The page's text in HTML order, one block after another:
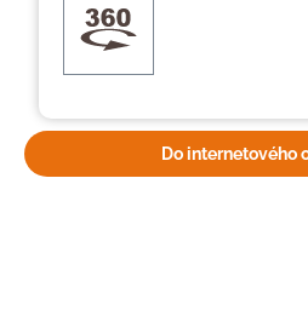
Do internetového